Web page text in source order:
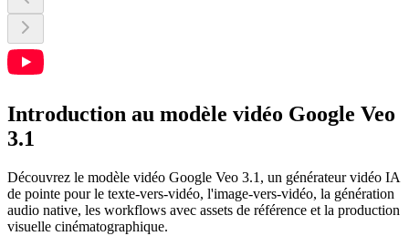
Introduction au modèle vidéo Google Veo
3.1
Découvrez le modèle vidéo Google Veo 3.1, un générateur vidéo IA
de pointe pour le texte-vers-vidéo, l'image-vers-vidéo, la génération
audio native, les workflows avec assets de référence et la production
visuelle cinématographique.